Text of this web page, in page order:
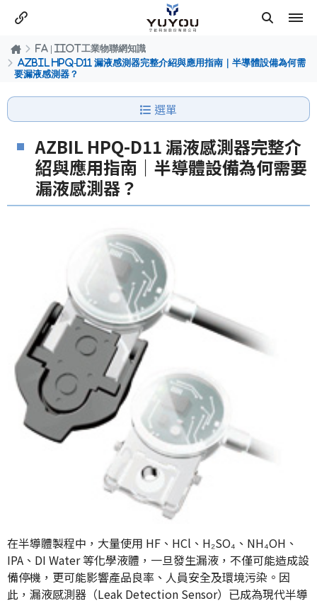
FA | IIOT工業物聯網知識
AZBIL HPQ-D11 漏液感測器完整介紹與應用指南｜半導體設備為何需
要漏液感測器？
選單
AZBIL HPQ-D11 漏液感測器完整介
紹與應用指南｜半導體設備為何需要
漏液感測器？
在半導體製程中，大量使用 HF、HCl、H₂SO₄、NH₄OH、
IPA、DI Water 等化學液體，一旦發生漏液，不僅可能造成設
備停機，更可能影響產品良率、人員安全及環境污染。因
此，漏液感測器（Leak Detection Sensor）已成為現代半導